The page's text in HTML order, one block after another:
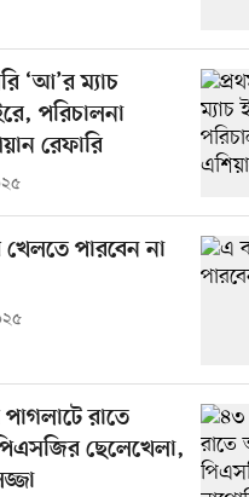
‘আ’র ম্যাচ
পরিচালনা
রেফারি
পারবেন না
রাতে
ছেলেখেলা,